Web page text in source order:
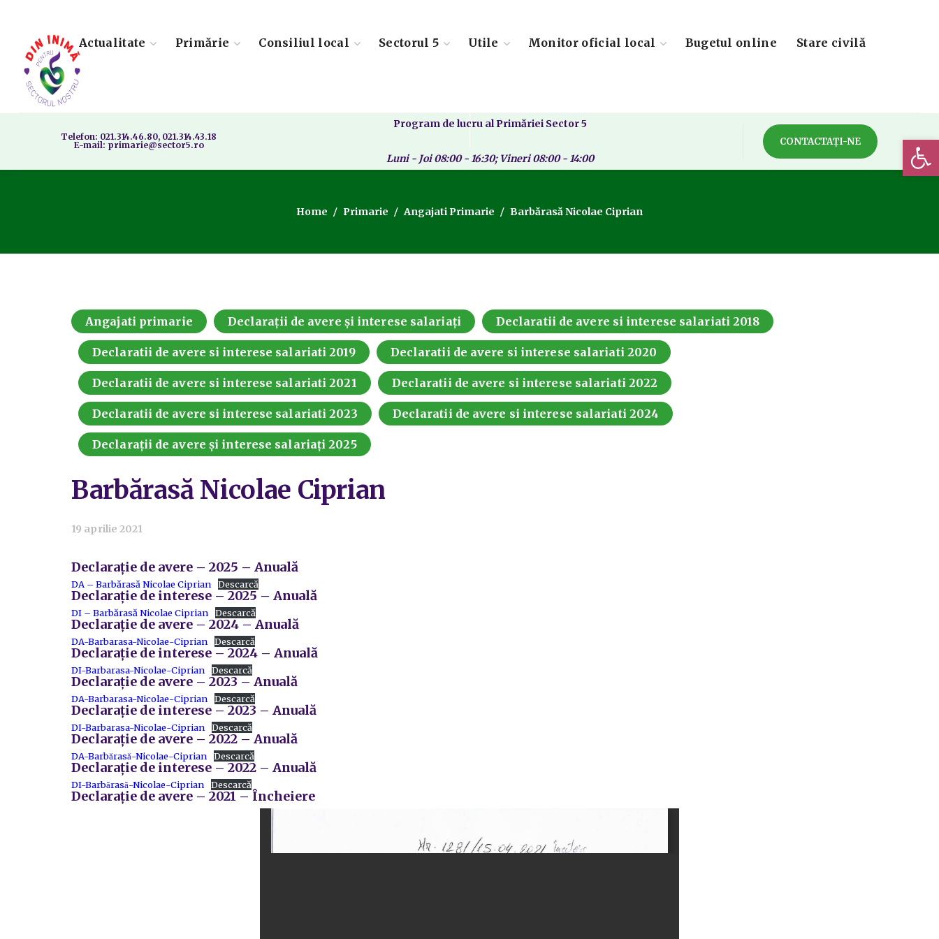
Actualitate Primărie Consiliul local Sectorul 5 Utile Monitor oficial local Bugetul online Stare civilă
Telefon: 021.314.46.80, 021.314.43.18
E-mail: primarie@sector5.ro
Program de lucru al Primăriei Sector 5
Luni - Joi 08:00 - 16:30; Vineri 08:00 - 14:00
CONTACTAȚI-NE
Home Primarie Angajati Primarie Barbărasă Nicolae Ciprian
Angajati primarie Declarații de avere și interese salariați Declaratii de avere si interese salariati 2018
Declaratii de avere si interese salariati 2019 Declaratii de avere si interese salariati 2020
Declaratii de avere si interese salariati 2021 Declaratii de avere si interese salariati 2022
Declaratii de avere si interese salariati 2023 Declaratii de avere si interese salariati 2024
Declarații de avere și interese salariați 2025
Barbărasă Nicolae Ciprian
19 aprilie 2021
Declarație de avere – 2025 – Anuală
DA – Barbărasă Nicolae Ciprian Descarcă
Declarație de interese – 2025 – Anuală
DI – Barbărasă Nicolae Ciprian Descarcă
Declarație de avere – 2024 – Anuală
DA-Barbarasa-Nicolae-Ciprian Descarcă
Declarație de interese – 2024 – Anuală
DI-Barbarasa-Nicolae-Ciprian Descarcă
Declarație de avere – 2023 – Anuală
DA-Barbarasa-Nicolae-Ciprian Descarcă
Declarație de interese – 2023 – Anuală
DI-Barbarasa-Nicolae-Ciprian Descarcă
Declarație de avere – 2022 – Anuală
DA-Barbărasă-Nicolae-Ciprian Descarcă
Declarație de interese – 2022 – Anuală
DI-Barbărasă-Nicolae-Ciprian Descarcă
Declarație de avere – 2021 – Încheiere